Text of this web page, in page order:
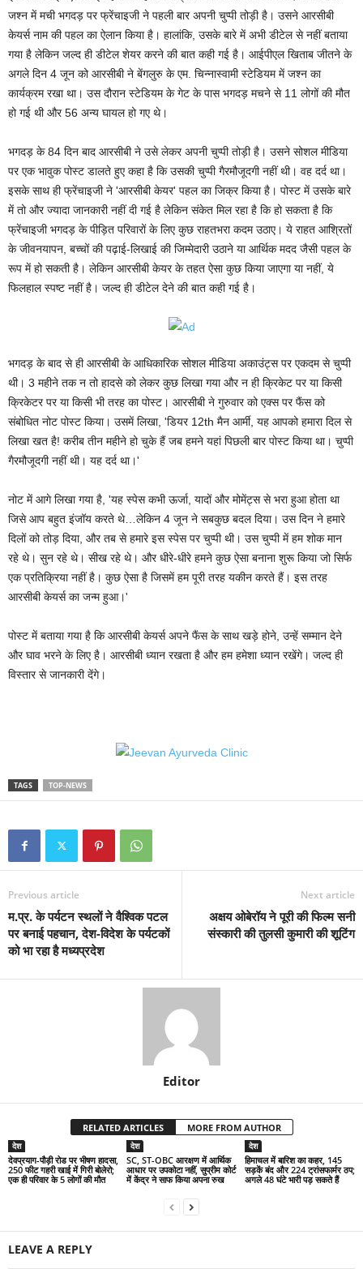
जश्न में मची भगदड़ पर फ्रेंचाइजी ने पहली बार अपनी चुप्पी तोड़ी है। उसने आरसीबी
केयर्स नाम की पहल का ऐलान किया है। हालांकि, उसके बारे में अभी डीटेल से नहीं बताया
गया है लेकिन जल्द ही डीटेल शेयर करने की बात कही गई है। आईपीएल खिताब जीतने के
अगले दिन 4 जून को आरसीबी ने बेंगलुरु के एम. चिन्नास्वामी स्टेडियम में जश्न का
कार्यक्रम रखा था। उस दौरान स्टेडियम के गेट के पास भगदड़ मचने से 11 लोगों की मौत
हो गई थी और 56 अन्य घायल हो गए थे।
भगदड़ के 84 दिन बाद आरसीबी ने उसे लेकर अपनी चुप्पी तोड़ी है। उसने सोशल मीडिया
पर एक भावुक पोस्ट डालते हुए कहा है कि उसकी चुप्पी गैरमौजूदगी नहीं थी। वह दर्द था।
इसके साथ ही फ्रेंचाइजी ने 'आरसीबी केयर' पहल का जिक्र किया है। पोस्ट में उसके बारे
में तो और ज्यादा जानकारी नहीं दी गई है लेकिन संकेत मिल रहा है कि हो सकता है कि
फ्रेंचाइजी भगदड़ के पीड़ित परिवारों के लिए कुछ राहतभरा कदम उठाए। ये राहत आश्रितों
के जीवनयापन, बच्चों की पढ़ाई-लिखाई की जिम्मेदारी उठाने या आर्थिक मदद जैसी पहल के
रूप में हो सकती है। लेकिन आरसीबी केयर के तहत ऐसा कुछ किया जाएगा या नहीं, ये
फिलहाल स्पष्ट नहीं है। जल्द ही डीटेल देने की बात कही गई है।
भगदड़ के बाद से ही आरसीबी के आधिकारिक सोशल मीडिया अकाउंट्स पर एकदम से चुप्पी
थी। 3 महीने तक न तो हादसे को लेकर कुछ लिखा गया और न ही क्रिकेट पर या किसी
क्रिकेटर पर या किसी भी तरह का पोस्ट। आरसीबी ने गुरुवार को एक्स पर फैंस को
संबोधित नोट पोस्ट किया। उसमें लिखा, 'डियर 12th मैन आर्मी, यह आपको हमारा दिल से
लिखा खत है! करीब तीन महीने हो चुके हैं जब हमने यहां पिछली बार पोस्ट किया था। चुप्पी
गैरमौजूदगी नहीं थी। यह दर्द था।'
नोट में आगे लिखा गया है, 'यह स्पेस कभी ऊर्जा, यादों और मोमेंट्स से भरा हुआ होता था
जिसे आप बहुत इंजॉय करते थे…लेकिन 4 जून ने सबकुछ बदल दिया। उस दिन ने हमारे
दिलों को तोड़ दिया, और तब से हमारे इस स्पेस पर चुप्पी थी। उस चुप्पी में हम शोक मान
रहे थे। सुन रहे थे। सीख रहे थे। और धीरे-धीरे हमने कुछ ऐसा बनाना शुरू किया जो सिर्फ
एक प्रतिक्रिया नहीं है। कुछ ऐसा है जिसमें हम पूरी तरह यकीन करते हैं। इस तरह
आरसीबी केयर्स का जन्म हुआ।'
पोस्ट में बताया गया है कि आरसीबी केयर्स अपने फैंस के साथ खड़े होने, उन्हें सम्मान देने
और घाव भरने के लिए है। आरसीबी ध्यान रखता है और हम हमेशा ध्यान रखेंगे। जल्द ही
विस्तार से जानकारी देंगे।
TAGS TOP-NEWS
Previous article
म.प्र. के पर्यटन स्थलों ने वैश्विक पटल
पर बनाई पहचान, देश-विदेश के पर्यटकों
को भा रहा है मध्यप्रदेश
Next article
अक्षय ओबेरॉय ने पूरी की फिल्म सनी
संस्कारी की तुलसी कुमारी की शूटिंग
Editor
RELATED ARTICLES MORE FROM AUTHOR
देश
देवप्रयाग-पौड़ी रोड पर भीषण हादसा,
250 फीट गहरी खाई में गिरी बोलेरो;
एक ही परिवार के 5 लोगों की मौत
देश
SC, ST-OBC आरक्षण में आर्थिक
आधार पर उपकोटा नहीं, सुप्रीम कोर्ट
में केंद्र ने साफ किया अपना रुख
देश
हिमाचल में बारिश का कहर, 145
सड़कें बंद और 224 ट्रांसफार्मर ठप;
अगले 48 घंटे भारी पड़ सकते हैं
LEAVE A REPLY